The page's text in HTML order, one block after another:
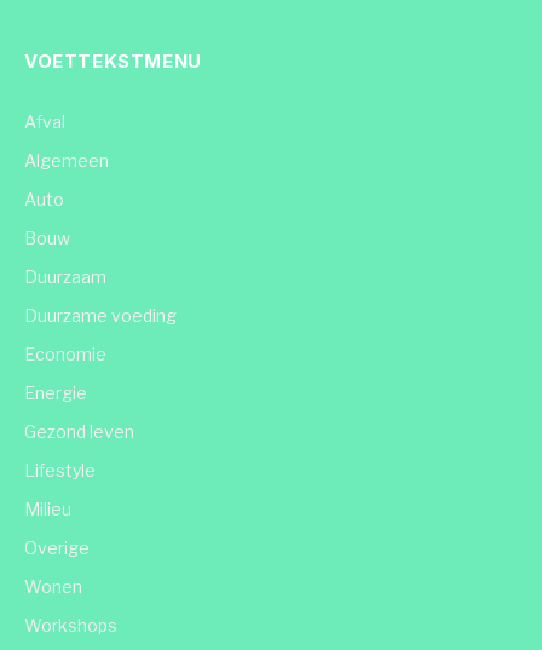
VOETTEKSTMENU
Afval
Algemeen
Auto
Bouw
Duurzaam
Duurzame voeding
Economie
Energie
Gezond leven
Lifestyle
Milieu
Overige
Wonen
Workshops